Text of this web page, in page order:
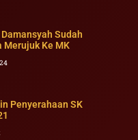
Sudah
Merujuk Ke MK
Penyerahaan SK